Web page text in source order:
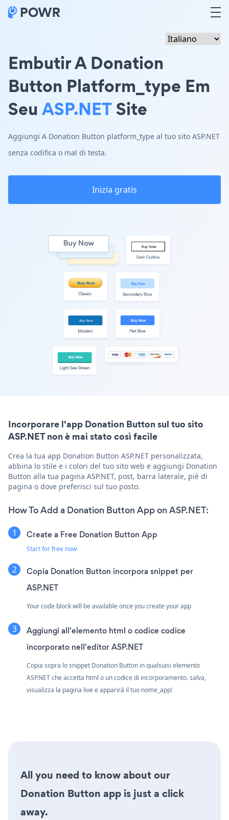
Embutir A Donation
Button Platform_type Em
Seu ASP.NETSite
Aggiungi A Donation Button platform_type al tuo sito ASP.NET
senza codifica o mal di testa.
Inizia gratis
Incorporare l'app Donation Button sul tuo sito
ASP.NET non è mai stato così facile
Crea la tua app Donation Button ASP.NET personalizzata,
abbina lo stile e i colori del tuo sito web e aggiungi Donation
Button alla tua pagina ASP.NET, post, barra laterale, piè di
pagina o dove preferisci sul tuo posto.
How To Add a Donation Button App on ASP.NET:
Create a Free Donation Button App
Start for free now
Copia Donation Button incorpora snippet per
ASP.NET
Your code block will be available once you create your app
Aggiungi all'elemento html o codice codice
incorporato nell'editor ASP.NET
Copia sopra lo snippet Donation Button in qualsiasi elemento
ASP.NET che accetta html o un codice di incorporamento. salva,
visualizza la pagina live e apparirà il tuo nome_app!
All you need to know about our
Donation Button app is just a click
away.